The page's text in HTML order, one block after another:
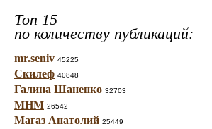
Топ 15
по количеству публикаций:
mr.seniv 45225
Скилеф 40848
Галина Шаненко 32703
МНМ 26542
Магаз Анатолий 25449